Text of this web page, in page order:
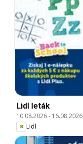
Lidl leták
10.08.2026- 16.08.2026
Lidl